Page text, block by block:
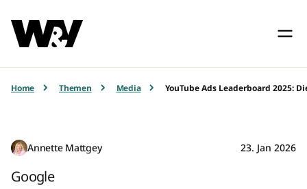
Home Themen Media YouTube Ads Leaderboard 2025:
Annette Mattgey 23. Jan 2026
Google